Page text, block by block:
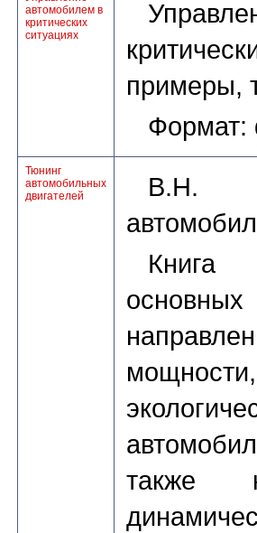
автомобилем в
критических
ситуациях
примеры,
Формат:
Тюнинг
автомобильных
двигателей
В.Н.
Книга
также